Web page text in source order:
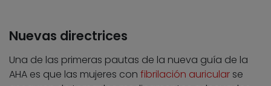
Nuevas directrices
Una de las primeras pautas de la nueva guía de la
AHA es que las mujeres con fibrilación auricular se